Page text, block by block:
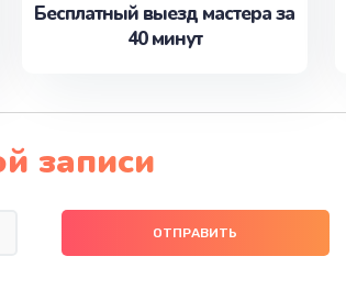
Бесплатный выезд мастера за
40 минут
записи